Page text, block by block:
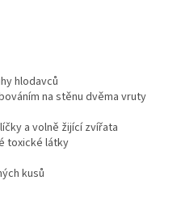
hlodavců
na stěnu dvěma vruty
a volně žijící zvířata
toxické látky
kusů